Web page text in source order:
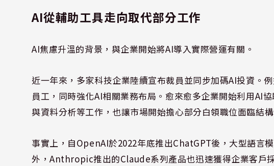
AI從輔助工具走向取代部分工作
AI焦慮升溫的背景，與企業開始將AI導入實際營運有關。
近一年來，多家科技企業陸續宣布裁員並同步加碼AI投資。
員工，同時強化AI相關業務布局。愈來愈多企業開始利用AI
與資料分析等工作，也讓市場開始擔心部分白領職位面臨結構
事實上，自OpenAI於2022年底推出ChatGPT後，大型語言
外，Anthropic推出的Claude系列產品也迅速獲得企業客戶